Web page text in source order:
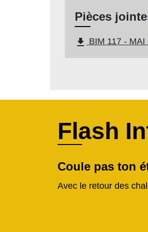
Pièces
file_download BIM 117 -
Flash
Coule pas ton
Avec le retour des